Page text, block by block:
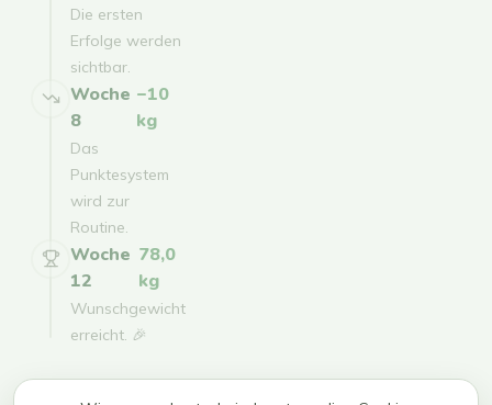
Die ersten
Erfolge werden
sichtbar.
Woche
8
−10
kg
Das
Punktesystem
wird zur
Routine.
Woche
12
78,0
kg
Wunschgewicht
erreicht. 🎉